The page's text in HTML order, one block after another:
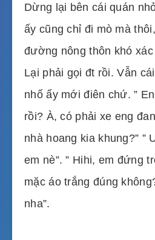
Dừng lại bên cái quán
ấy cũng chỉ đi mò mà
đường nông thôn khó
Lại phải gọi đt rồi. Vẫn
nhố ấy mới điên chứ. ”
rồi? À, có phải xe eng
nhà hoang kia khung?” ”
em nè”. ” Hihi, em đứng
mặc áo trắng đúng
nha”.